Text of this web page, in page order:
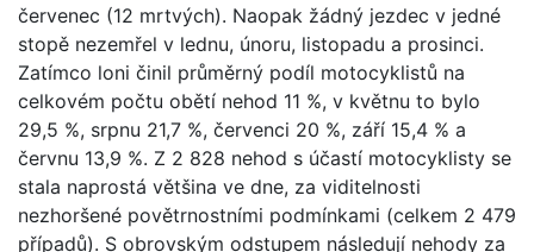
červenec (12 mrtvých). Naopak žádný jezdec v jedné
stopě nezemřel v lednu, únoru, listopadu a prosinci.
Zatímco loni činil průměrný podíl motocyklistů na
celkovém počtu obětí nehod 11 %, v květnu to bylo
29,5 %, srpnu 21,7 %, červenci 20 %, září 15,4 % a
červnu 13,9 %. Z 2 828 nehod s účastí motocyklisty se
stala naprostá většina ve dne, za viditelnosti
nezhoršené povětrnostními podmínkami (celkem 2 479
případů). S obrovským odstupem následují nehody za